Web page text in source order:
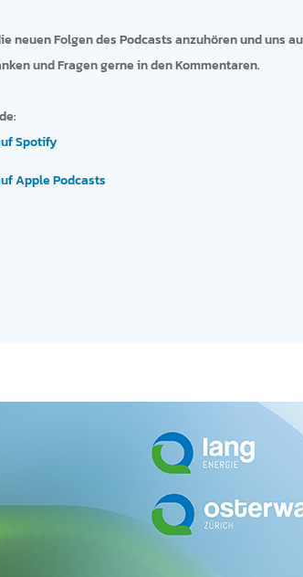
neuen Folgen des Podcasts anzuhören und uns
und Fragen gerne in den Kommentaren.
Spotify
Apple Podcasts